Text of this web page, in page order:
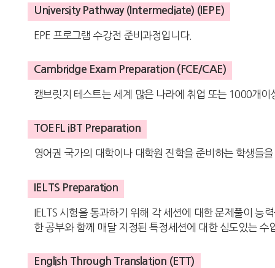
University Pathway (Intermediate) (IEPE)
EPE 프로그램 수강전 준비과정입니다.
Cambridge Exam Preparation (FCE/CAE)
캠브릿지 테스트는 세계 많은 나라에 취업 또는 1000개
TOEFL iBT Preparation
영어권 국가의 대학이나 대학원 진학을 준비하는 학생들
IELTS Preparation
IELTS 시험을 통과하기 위해 각 세션에 대한 문제풀이 능
한 공부와 함께 매달 지정된 특정세션에 대한 심도있는 수
English Through Translation (ETT)